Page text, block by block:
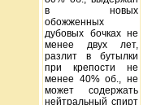
в новых
обожженных
дубовых бочках не
менее двух лет,
разлит в бутылки
при крепости не
менее 40% об., не
может содержать
нейтральный спирт